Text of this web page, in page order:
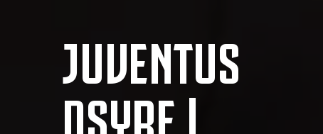
JUVENTUS
DSYRE |